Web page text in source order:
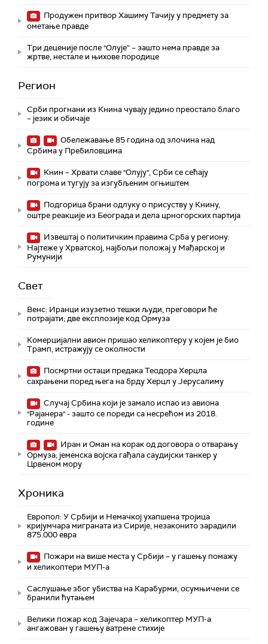
Продужен притвор Хашиму Тачију у предмету за
ометање правде
Три деценије после "Олује“ – зашто нема правде за
жртве, нестале и њихове породице
Регион
Срби прогнани из Книна чувају једино преостало благо
– језик и обичаје
Обележавање 85 година од злочина над
Србима у Пребиловцима
Книн – Хрвати славе "Олују", Срби се сећају
погрома и тугују за изгубљеним огњиштем
Подгорица брани одлуку о присуству у Книну,
оштре реакције из Београда и дела црногорских партија
Извештај о политичким правима Срба у региону:
Најтеже у Хрватској, најбољи положај у Мађарској и
Румунији
Свет
Венс: Иранци изузетно тешки људи, преговори ће
потрајати; две експлозије код Ормуза
Комерцијални авион пришао хеликоптеру у којем је био
Трамп, истражују се околности
Посмртни остаци предака Теодора Херцла
сахрањени поред њега на брду Херцл у Јерусалиму
Случај Србина који је замало испао из авиона
"Рајанера" - зашто се пореди са несрећом из 2018.
године
Иран и Оман на корак од договора о отварању
Ормуза; jеменска војска гађала саудијски танкер у
Црвеном мору
Хроника
Европол: У Србији и Немачкој ухапшена тројица
кријумчара миграната из Сирије, незаконито зарадили
875.000 евра
Пожари на више места у Србији – у гашењу помажу
и хеликоптери МУП-а
Саслушање због убиства на Карабурми, осумњичени се
бранили ћутањем
Велики пожар код Зајечара – хеликоптер МУП-а
ангажован у гашењу ватрене стихије